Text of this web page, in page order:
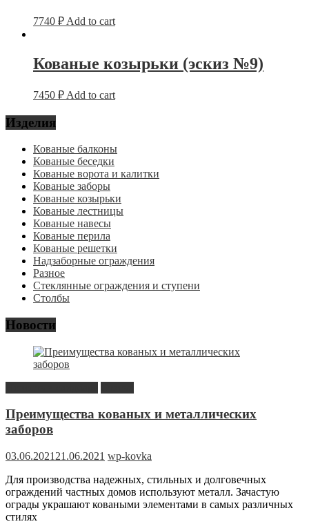
7740 ₽ Add to cart
Кованые козырьки (эскиз №9)
7450 ₽ Add to cart
Изделия
Кованые балконы
Кованые беседки
Кованые ворота и калитки
Кованые заборы
Кованые козырьки
Кованые лестницы
Кованые навесы
Кованые перила
Кованые решетки
Надзаборные ограждения
Разное
Стеклянные ограждения и ступени
Столбы
Новости
Преимущества кованых и металлических
заборов
03.06.2021 21.06.2021 wp-kovka
Для производства надежных, стильных и долговечных
ограждений частных домов используют металл. Зачастую
ограды украшают коваными элементами в самых различных
стилях